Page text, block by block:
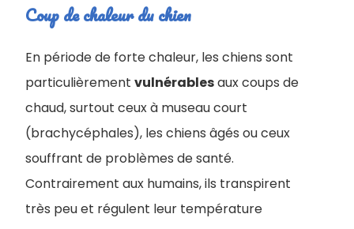
Coup de chaleur du chien
En période de forte chaleur, les chiens sont
particulièrement vulnérablesaux coups de
chaud, surtout ceux à museau court
(brachycéphales), les chiens âgés ou ceux
souffrant de problèmes de santé.
Contrairement aux humains, ils transpirent
très peu et régulent leur température